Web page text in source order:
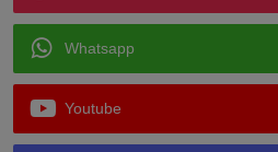
Whatsapp
Youtube